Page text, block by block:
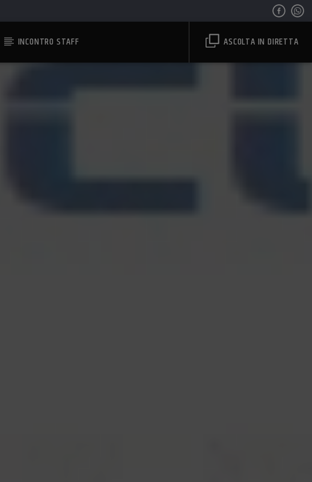
INCONTRO STAFF ASCOLTA IN DIRETTA